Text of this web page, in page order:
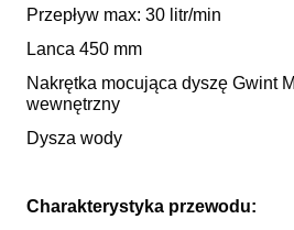
Przepływ max: 30 litr/min
Lanca 450 mm
Nakrętka mocująca dyszę Gwint
wewnętrzny
Dysza wody
Charakterystyka przewodu: